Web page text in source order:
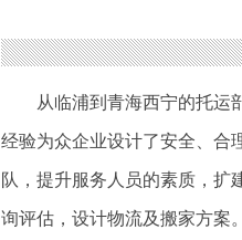
从临浦到青海西宁的托运
经验为众企业设计了安全、合
队，提升服务人员的素质，扩
询评估，设计物流及搬家方案